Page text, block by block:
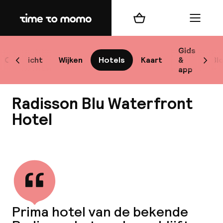
Home
Overzicht Wijken Hotels Kaart
Gids
&
app
Scroll naar links
Winkelmand Menu
Radisson Blu Waterfront
Hotel
Prima hotel van de bekende